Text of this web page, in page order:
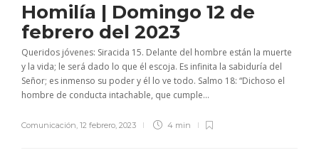
Homilía | Domingo 12 de
febrero del 2023
Queridos jóvenes: Siracida 15. Delante del hombre están la muerte
y la vida; le será dado lo que él escoja. Es infinita la sabiduría del
Señor; es inmenso su poder y él lo ve todo. Salmo 18: “Dichoso el
hombre de conducta intachable, que cumple...
Comunicación, 12 febrero, 2023 4 min